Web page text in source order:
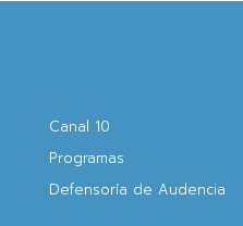
Canal 10
Programas
Defensoría de Audencia